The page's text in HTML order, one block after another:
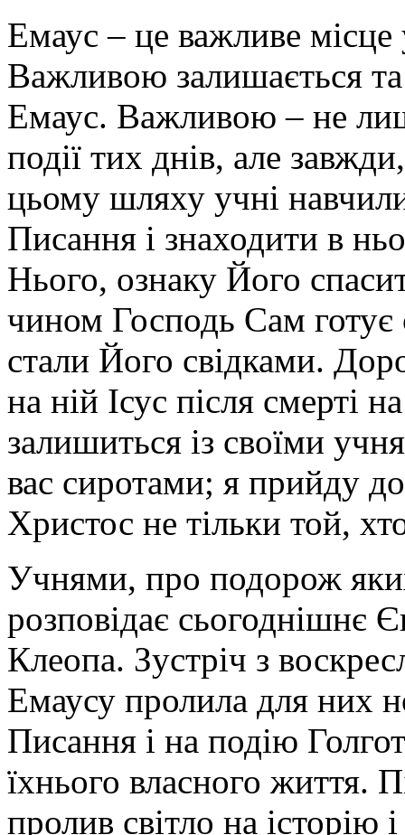
Емаус – це важливе місце
Важливою залишається
Емаус. Важливою – не
події тих днів, але
цьому шляху учні
Писання і знаходити в
Нього, ознаку Його
чином Господь Сам готує
стали Його свідками.
на ній Ісус після смерті
залишиться із своїми
вас сиротами; я прийду
Христос не тільки той,
Учнями, про подорож
розповідає сьогоднішнє
Клеопа. Зустріч з
Емаусу пролила для них
Писання і на подію
їхнього власного життя.
пролив світло на історію